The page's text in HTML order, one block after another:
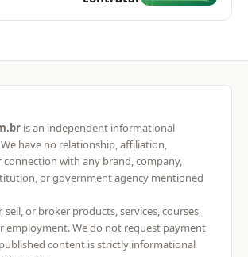
is an independent informational
have no relationship, affiliation,
connection with any brand, company,
or government agency mentioned
sell, or broker products, services, courses,
employment. We do not request payment
content is strictly informational